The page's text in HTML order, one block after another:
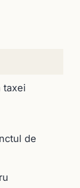
taxei
de